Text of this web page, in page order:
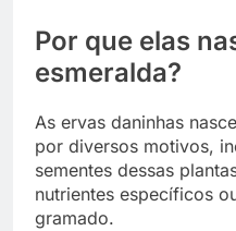
Por que elas
esmeralda?
As ervas daninhas
por diversos motivos,
sementes dessas
nutrientes específicos
gramado.